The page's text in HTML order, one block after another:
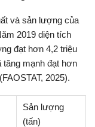
và sản lượng của
2019 diện tích
đạt hơn 4,2 triệu
tăng mạnh đạt hơn
2025).
Sản lượng
(tấn)